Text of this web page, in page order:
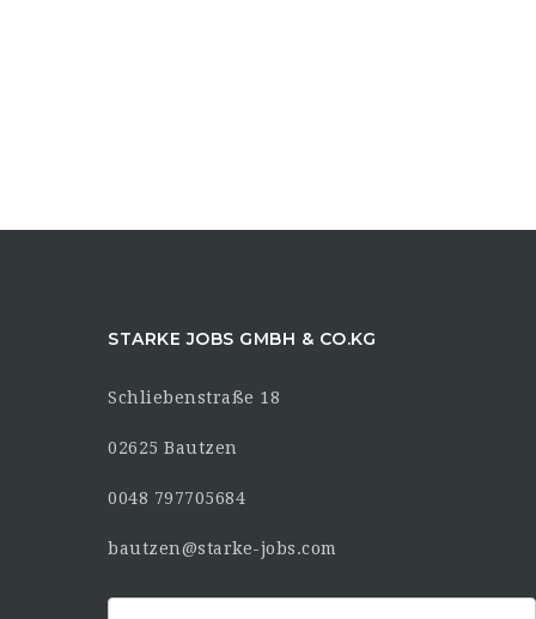
STARKE JOBS GMBH & CO.KG
Schliebenstraße 18
02625 Bautzen
0048 797705684
bautzen@starke-jobs.com